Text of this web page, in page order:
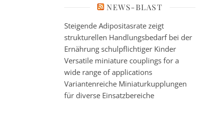
NEWS-BLAST
Steigende Adipositasrate zeigt
strukturellen Handlungsbedarf bei der
Ernährung schulpflichtiger Kinder
Versatile miniature couplings for a
wide range of applications
Variantenreiche Miniaturkupplungen
für diverse Einsatzbereiche